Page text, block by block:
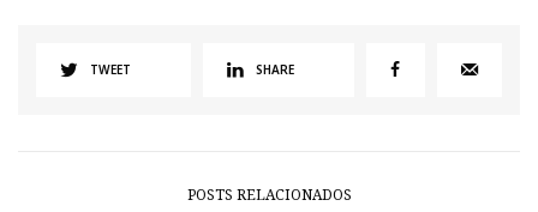
TWEET SHARE
POSTS RELACIONADOS